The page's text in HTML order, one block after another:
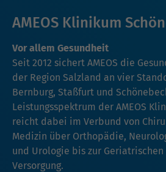
AMEOS Klinikum
Vor allem Gesundheit
Seit 2012 sichert AMEOS die
der Region Salzland an vier
Bernburg, Staßfurt und
Leistungsspektrum der AMEOS
reicht dabei im Verbund von
Medizin über Orthopädie,
und Urologie bis zur
Versorgung.